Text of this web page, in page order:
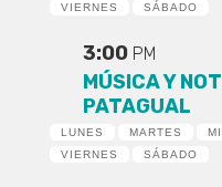
VIERNES
SÁBADO
3:00 PM
MÚSICA Y
PATAGUAL
LUNES MARTES
VIERNES
SÁBADO